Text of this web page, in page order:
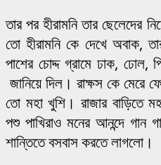
তার পর হীরামনি তার ছেলেদের
তো হীরামনি কে দেখে অবাক,
পাশের চোদ্দ গ্রামে ঢাক, ঢোল,
জানিয়ে দিল। রাক্ষস কে
তো মহা খুশি। রাজার বাড়িতে
পশু পাখিরাও মনের আনন্দে
শান্তিতে বসবাস করতে লাগলো।